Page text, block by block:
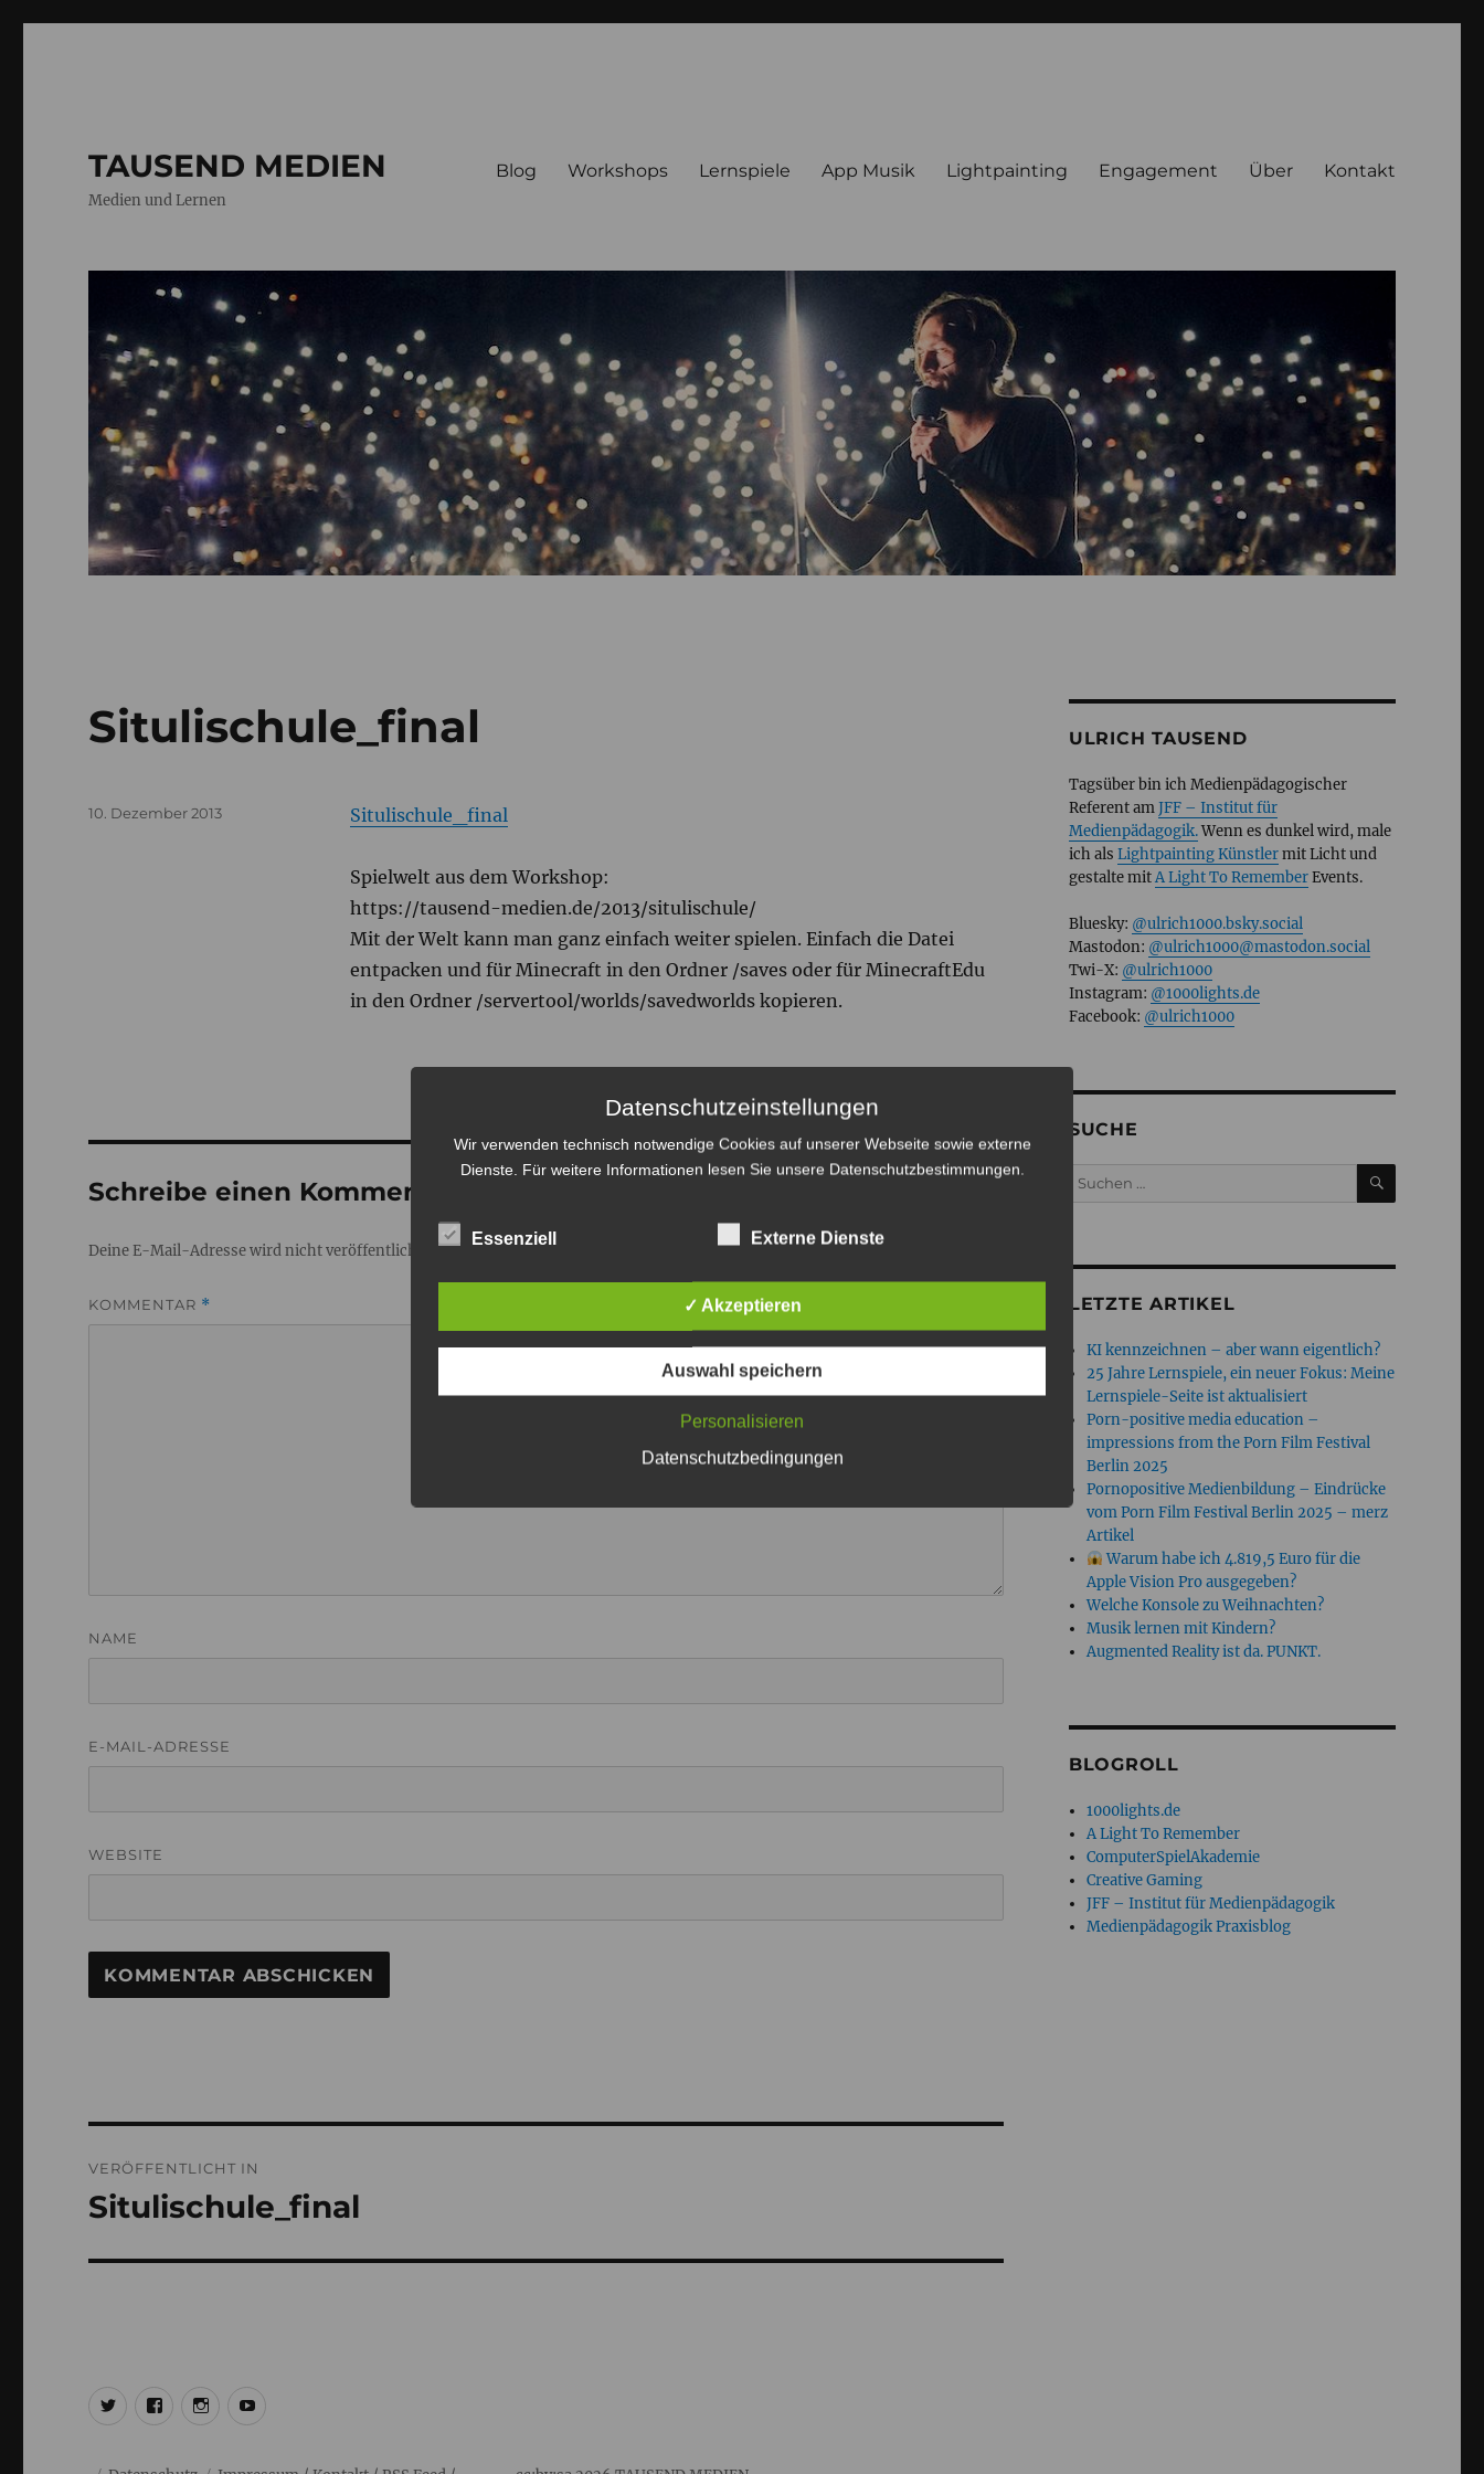
TAUSEND MEDIEN
Medien und Lernen
Blog Workshops Lernspiele App Musik Lightpainting Engagement Über Kontakt
Situlischule_final
Situlischule_final
Spielwelt aus dem Workshop:
https://tausend-medien.de/2013/situlischule/ ‎
Mit der Welt kann man ganz einfach weiter spielen. Einfach die Datei
entpacken und für Minecraft in den Ordner /saves oder für MinecraftEdu
in den Ordner /servertool/worlds/savedworlds kopieren.
Veröffentlicht
10. Dezember 2013
Schreibe einen Kommentar
Deine E-Mail-Adresse wird nicht veröffentlicht. Erforderliche Felder sind mit
KOMMENTAR *
NAME
E-MAIL-ADRESSE
WEBSITE
VERÖFFENTLICHT IN
Situlischule_final
ULRICH TAUSEND
Tagsüber bin ich Medienpädagogischer
Referent amJFF – Institut für
Medienpädagogik.Wenn es dunkel wird, male
ich als Lightpainting Künstlermit Licht und
gestalte mitA Light To RememberEvents.
Bluesky: @ulrich1000.bsky.social
Mastodon: @ulrich1000@mastodon.social
Twi-X: @ulrich1000
Instagram: @1000lights.de
Facebook: @ulrich1000
SUCHE
Suchen
SUCHEN
LETZTE ARTIKEL
KI kennzeichnen – aber wann eigentlich?
25 Jahre Lernspiele, ein neuer Fokus: Meine
Lernspiele-Seite ist aktualisiert
Porn-positive media education –
impressions from the Porn Film Festival
Berlin 2025
Pornopositive Medienbildung – Eindrücke
vom Porn Film Festival Berlin 2025 – merz
Artikel
Warum habe ich 4.819,5 Euro für die
Apple Vision Pro ausgegeben?
Welche Konsole zu Weihnachten?
Musik lernen mit Kindern?
Augmented Reality ist da. PUNKT.
BLOGROLL
1000lights.de
A Light To Remember
ComputerSpielAkademie
Creative Gaming
JFF – Institut für Medienpädagogik
Medienpädagogik Praxisblog
@ulrich1000
@ulrich1000
@1000lights.de
Ulrich
Datenschutzeinstellungen
Wir verwenden technisch notwendige Cookies auf unserer Webseite sowie externe
Dienste. Für weitere Informationen lesen Sie unsere Datenschutzbestimmungen
Essenziell Externe Dienste
✓ Akzeptieren
Auswahl speichern
Personalisieren
Datenschutzbedingungen